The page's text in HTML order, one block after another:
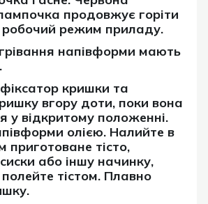
продовжує горіти
робочий режим приладу.
напівформи мають
кришки та
вгору доти, поки вона
у відкритому положенні.
олією. Налийте в
тісто,
або іншу начинку,
тістом. Плавно